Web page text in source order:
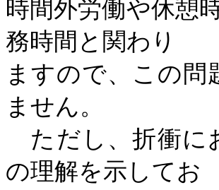
時間外労働や休憩
務時間と関わり
ますので、この
ません。
ただし、折衝に
の理解を示してお